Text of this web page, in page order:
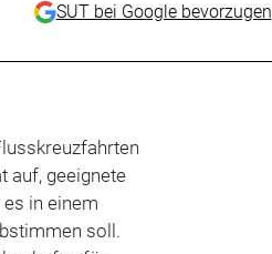
SUT bei Google bevorzugen
auf, geeignete
in einem
soll.